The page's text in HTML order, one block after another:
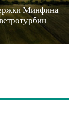
Минфина
—